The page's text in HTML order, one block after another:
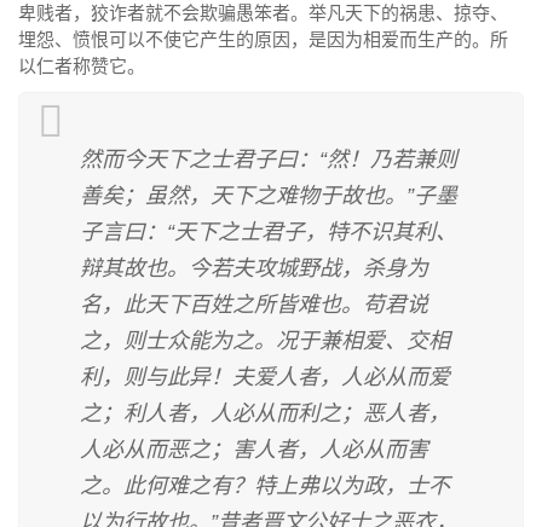
卑贱者，狡诈者就不会欺骗愚笨者。举凡天下的祸患、掠夺、
埋怨、愤恨可以不使它产生的原因，是因为相爱而生产的。所
以仁者称赞它。
然而今天下之士君子曰：“然！乃若兼则
善矣；虽然，天下之难物于故也。”子墨
子言曰：“天下之士君子，特不识其利、
辩其故也。今若夫攻城野战，杀身为
名，此天下百姓之所皆难也。苟君说
之，则士众能为之。况于兼相爱、交相
利，则与此异！夫爱人者，人必从而爱
之；利人者，人必从而利之；恶人者，
人必从而恶之；害人者，人必从而害
之。此何难之有？特上弗以为政，士不
以为行故也。”昔者晋文公好士之恶衣，